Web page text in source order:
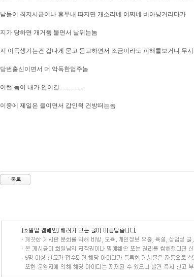
남들이 최저시급이나 휴무내 따지면 개소리네 어쩌네 비아냥거리다가
지가 당하면 개거품 물면서 날뛰는놈
지 이득생기는건 겁나게 묻고 듣고하면서 조금이라도 피해를보거니 무
당번출신이면서 더 악독한업주놈
이런 놈이 내가 안이길...............
이중에 제일은 을이면서 갑인척 건방떠는놈